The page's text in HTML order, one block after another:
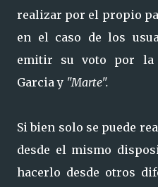
realizar por el propio
en el caso de los
emitir su voto por la
Garcia y "Marte".
Si bien solo se puede
desde el mismo
hacerlo desde otros